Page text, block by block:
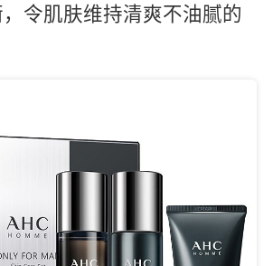
令肌肤维持清爽不油腻的